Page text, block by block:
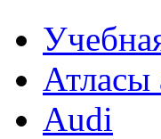
Атласы
Audi